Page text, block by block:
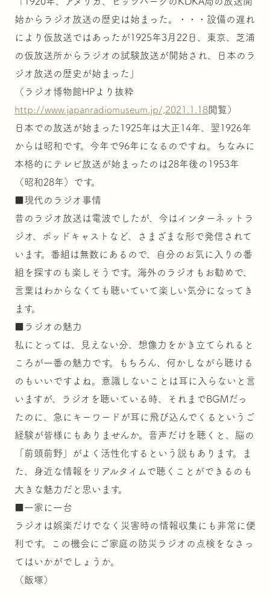
始からラジオ放送の歴史は始まった。・・・設備の遅れ
により仮放送ではあったが1925年3月22日、東京、芝浦
の仮放送所からラジオの試験放送が開始され、日本のラ
ジオ放送の歴史が始まった」
（ラジオ博物館HPより抜粋
http://www.japanradiomuseum.jp/,2021.1.18閲覧）
日本での放送が始まった1925年は大正14年、翌1926年
からは昭和です。今年で96年になるのですね。ちなみに
本格的にテレビ放送が始まったのは28年後の1953年
（昭和28年）です。
■現代のラジオ事情
昔のラジオ放送は電波でしたが、今はインターネットラ
ジオ、ポッドキャストなど、さまざまな形で発信されて
います。番組は無数にあるので、自分のお気に入りの番
組を探すのも楽しそうです。海外のラジオもお勧めで、
言葉はわからなくても聴いていて楽しい気分になってき
ます。
■ラジオの魅力
私にとっては、見えない分、想像力をかき立てられると
ころが一番の魅力です。もちろん、何かしながら聴ける
のもいいですよね。意識しないことは耳に入らないと言
いますが、ラジオを聴いている時、それまでBGMだっ
たのに、急にキーワードが耳に飛び込んでくるというご
経験が皆様にもありませんか。音声だけを聴くと、脳の
「前頭前野」がよく活性化するという説もあります。ま
た、身近な情報をリアルタイムで聴くことができるのも
大きな魅力だと思います。
■一家に一台
ラジオは娯楽だけでなく災害時の情報収集にも非常に便
利です。この機会にご家庭の防災ラジオの点検をなさっ
てはいかがでしょうか。
（飯塚）